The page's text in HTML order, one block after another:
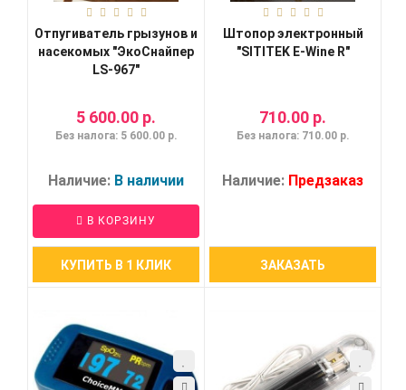
Отпугиватель грызунов и
насекомых "ЭкоСнайпер
LS-967"
5 600.00 р.
Без налога: 5 600.00 р.
Наличие: В наличии
В КОРЗИНУ
КУПИТЬ В 1 КЛИК
Штопор электронный
"SITITEK E-Wine R"
710.00 р.
Без налога: 710.00 р.
Наличие: Предзаказ
ЗАКАЗАТЬ